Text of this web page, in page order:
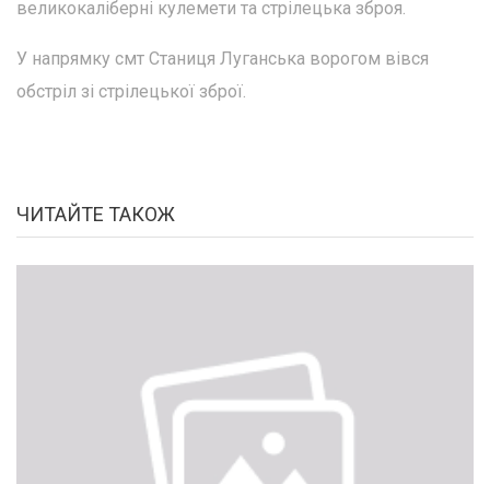
великокаліберні кулемети та стрілецька зброя.
У напрямку смт Станиця Луганська ворогом вівся
обстріл зі стрілецької зброї.
ЧИТАЙТЕ ТАКОЖ